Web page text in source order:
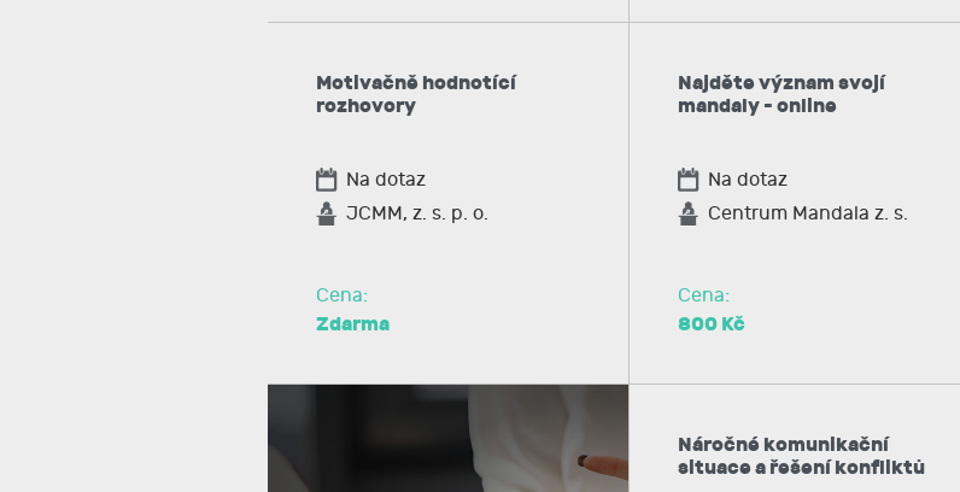
Motivačně hodnotící
rozhovory
Na dotaz
JCMM, z. s. p. o.
Cena:
Zdarma
Najděte význam svojí
mandaly - online
Na dotaz
Centrum Mandala z. s.
Cena:
800 Kč
Náročné komunikační
situace a řešení konfliktů